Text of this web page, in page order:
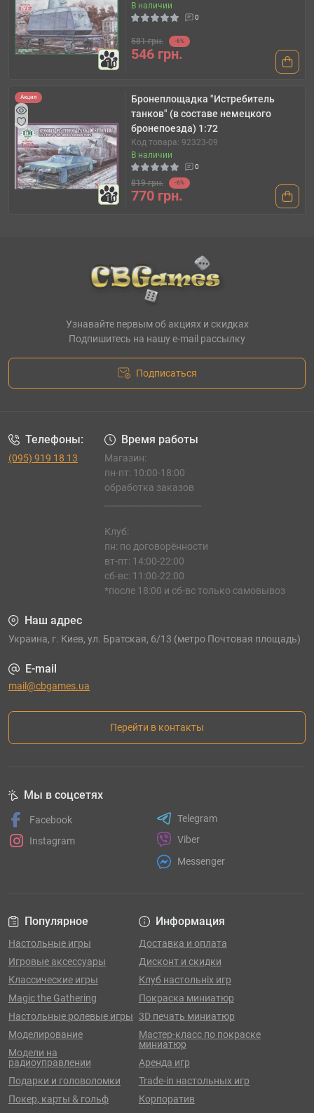
10
В наличии
0
581 грн. -6%
546 грн.
Акция
10
Бронеплощадка "Истребитель
танков" (в составе немецкого
бронепоезда) 1:72
Код товара: 92323-09
В наличии
0
819 грн. -6%
770 грн.
Узнавайте первым об акциях и скидках
Подпишитесь на нашу e-mail рассылку
Подписаться
Телефоны:
(095) 919 18 13
Время работы
Магазин:
пн-пт: 10:00-18:00
обработка заказов
Клуб:
пн: по договорённости
вт-пт: 14:00-22:00
сб-вс: 11:00-22:00
*после 18:00 и сб-вс только самовывоз
Наш адрес
Украина, г. Киев, ул. Братская, 6/13 (метро Почтовая площадь)
E-mail
mail@cbgames.ua
Перейти в контакты
Популярное
Настольные игры
Игровые аксессуары
Классические игры
Magic the Gathering
Настольные ролевые игры
Моделирование
Модели на
радиоуправлении
Подарки и головоломки
Покер, карты & гольф
Информация
Доставка и оплата
Дисконт и скидки
Клуб настольніх игр
Покраска миниатюр
3D печать миниатюр
Мастер-класс по покраске
миниатюр
Аренда игр
Trade-in настольных игр
Корпоратив
Мы в соцсетях
Facebook
Instagram
Telegram
Viber
Messenger